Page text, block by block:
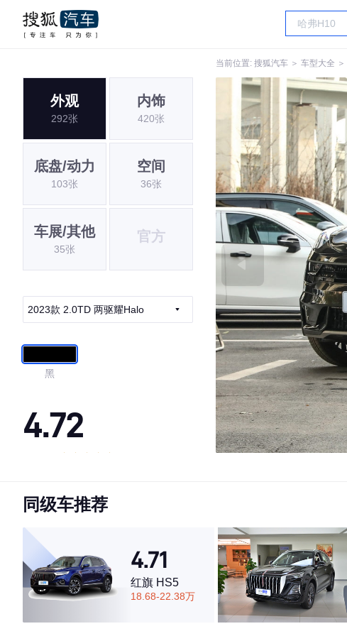
当前位置: 搜狐汽车 ＞ 车型大全 ＞
外观
292张
内饰
420张
底盘/动力
103张
空间
36张
车展/其他
35张
官方
2023款 2.0TD 两驱耀Halo
黑
4.72
·内饰表现较为优秀，优于84%同级车
·空间表现一般，低于84%同级车
同级车推荐
4.71
红旗 HS5
18.68-22.38万